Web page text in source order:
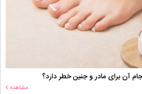
آن برای مادر و جنین خطر دارد؟
مشاهده